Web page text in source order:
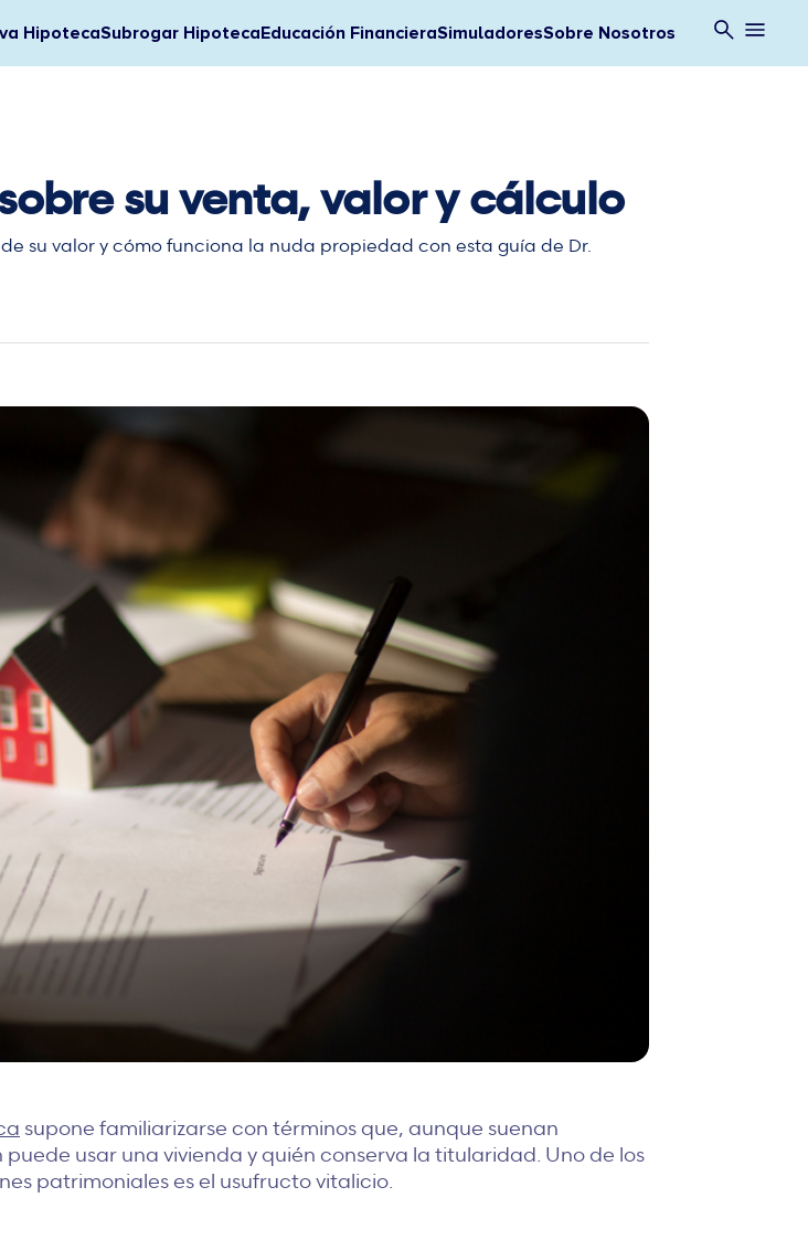
HipotecaSubrogar HipotecaEducación FinancieraSimuladoresSobre Nosotros
su venta, valor y cálculo
su valor y cómo funciona la nuda propiedad con esta guía de Dr.
supone familiarizarse con términos que, aunque suenan
usar una vivienda y quién conserva la titularidad. Uno de los
patrimoniales es el usufructo vitalicio.